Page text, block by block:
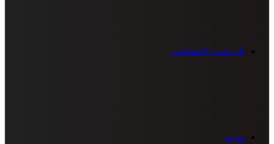
یادداشت اختصاصی
ویدیو